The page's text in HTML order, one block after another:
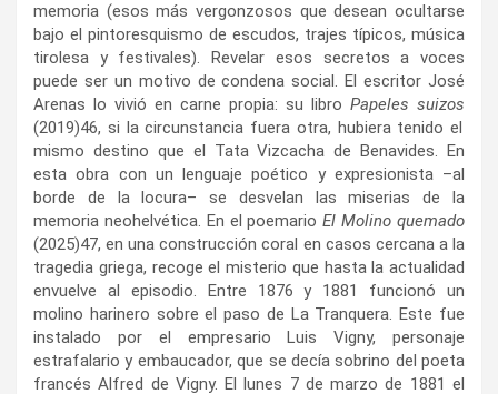
memoria (esos más vergonzosos que desean ocultarse
bajo el pintoresquismo de escudos, trajes típicos, música
tirolesa y festivales). Revelar esos secretos a voces
puede ser un motivo de condena social. El escritor José
Arenas lo vivió en carne propia: su libro Papeles suizos
(2019)46, si la circunstancia fuera otra, hubiera tenido el
mismo destino que el Tata Vizcacha de Benavides. En
esta obra con un lenguaje poético y expresionista –al
borde de la locura– se desvelan las miserias de la
memoria neohelvética. En el poemarioEl Molino quemado
(2025)47, en una construcción coral en casos cercana a la
tragedia griega, recoge el misterio que hasta la actualidad
envuelve al episodio. Entre 1876 y 1881 funcionó un
molino harinero sobre el paso de La Tranquera. Este fue
instalado por el empresario Luis Vigny, personaje
estrafalario y embaucador, que se decía sobrino del poeta
francés Alfred de Vigny. El lunes 7 de marzo de 1881 el